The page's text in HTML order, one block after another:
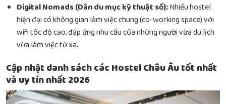
Digital Nomads (Dân du mục kỹ thuật số):Nhiều hostel
hiện đại có không gian làm việc chung (co-working space) với
wifi tốc độ cao, đáp ứng nhu cầu của những người vừa du lịch
vừa làm việc từ xa.
Cập nhật danh sách các Hostel Châu Âu tốt nhất
và uy tín nhất 2026